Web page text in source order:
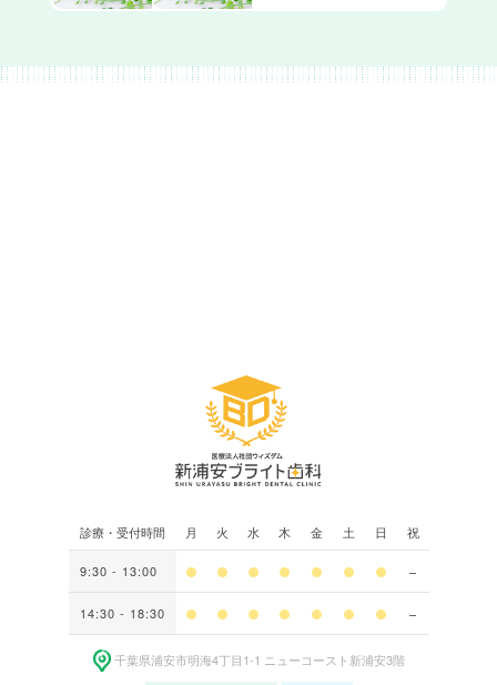
診療・受付時間 月 火 水 木 金 土 日 祝
9:30 - 13:00
14:30 - 18:30
千葉県浦安市明海4丁⽬1-1 ニューコースト新浦安3階